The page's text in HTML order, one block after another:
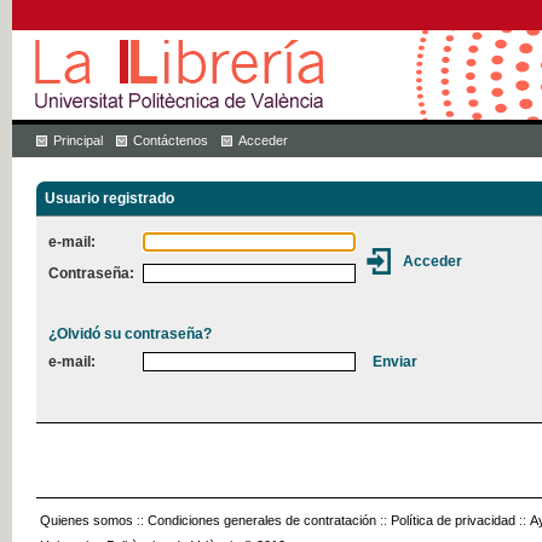
Principal Contáctenos Acceder
Usuario registrado
e-mail:
Contraseña:
¿Olvidó su contraseña?
e-mail:
Quienes somos :: Condiciones generales de contratación :: Política de privacidad ::